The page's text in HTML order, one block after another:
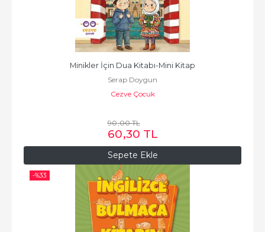
Sepete Ekle
Minikler İçin Dua Kitabı-Mini Kitap
Serap Doygun
Cezve Çocuk
90,00TL
60,30 TL
-%33